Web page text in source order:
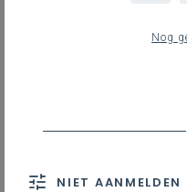
onderwijsbehoeften
Inclusie en redelijke
Pedagogisch project
Nog
NIET AANMELDEN